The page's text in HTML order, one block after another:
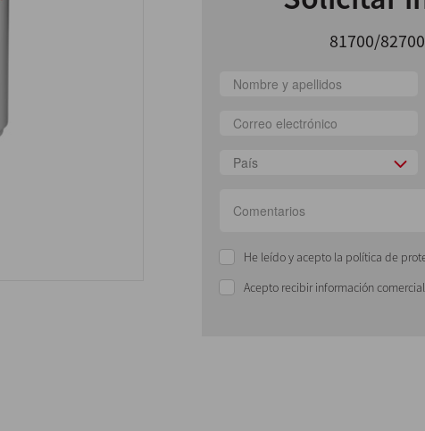
81700/
País
He leído y acepto la política de
Acepto recibir información comercial